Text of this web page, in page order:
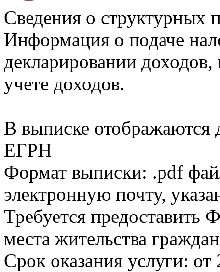
Сведения о структурных
Информация о подаче
декларировании доходов,
учете доходов.
В выписке
ЕГРН
Формат выписки: .pdf
электронную почту,
Требуется
места жительства
Срок оказания услуги: от